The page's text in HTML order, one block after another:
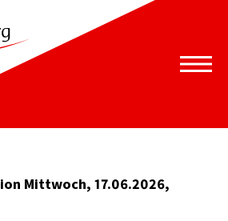
Mittwoch, 17.06.2026,